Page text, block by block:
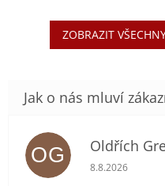
hvězdiček.
ZOBRAZIT
OG Oldřích
Hodnocení
8.8.2026